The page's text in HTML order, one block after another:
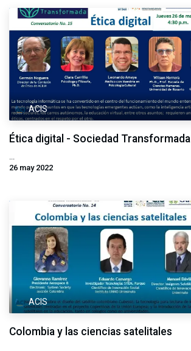
ACIS
Ética digital - Sociedad Transformada
26 may 2022
ACIS
Colombia y las ciencias satelitales